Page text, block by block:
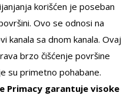
korišćen je poseban
Ovo se odnosi na
kanala sa dnom kanala. Ovaj
brzo čišćenje površine
su primetno pohabane.
Primacy garantuje visoke